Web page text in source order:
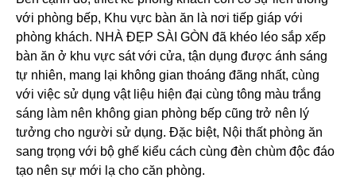
với phòng bếp, Khu vực bàn ăn là nơi tiếp giáp với
phòng khách. NHÀ ĐẸP SÀI GÒN đã khéo léo sắp xếp
bàn ăn ở khu vực sát với cửa, tận dụng được ánh sáng
tự nhiên, mang lại không gian thoáng đãng nhất, cùng
với việc sử dụng vật liệu hiện đại cùng tông màu trắng
sáng làm nên không gian phòng bếp cũng trở nên lý
tưởng cho người sử dụng. Đặc biệt, Nội thất phòng ăn
sang trọng với bộ ghế kiểu cách cùng đèn chùm độc đáo
tạo nên sự mới lạ cho căn phòng.